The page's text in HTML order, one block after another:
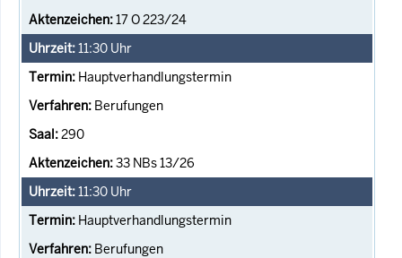
17 O 223/24
11:30 Uhr
Hauptverhandlungstermin
Berufungen
290
33 NBs 13/26
11:30 Uhr
Hauptverhandlungstermin
Berufungen